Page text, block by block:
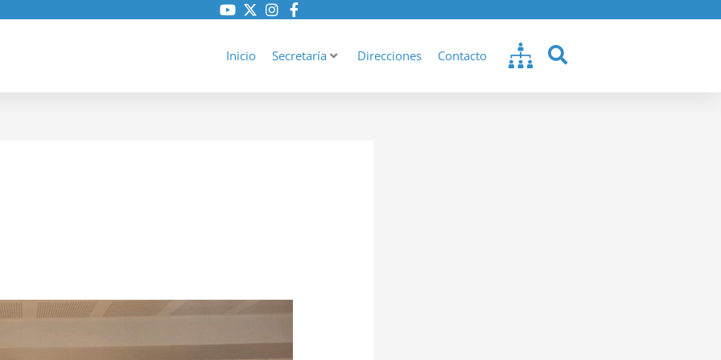
Inicio Secretaría Direcciones Contacto